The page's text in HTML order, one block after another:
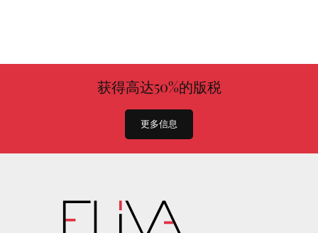
获得高达50%的版税
更多信息